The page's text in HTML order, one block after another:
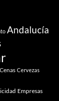
Andalucía
Cenas Cervezas
Empresas